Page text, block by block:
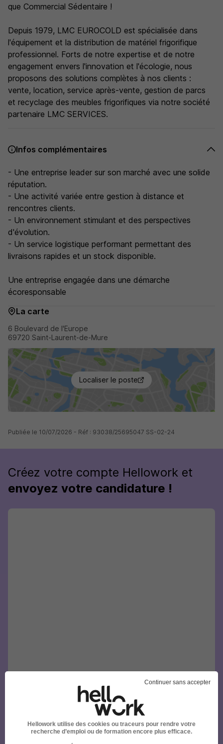
que Commercial Sédentaire !
Depuis 1979, LMC EUROCOLD est spécialisée dans
l'équipement et la distribution de matériel frigorifique
professionnel. Forts de notre expertise et de notre
engagement envers l'innovation et l'écologie, nous
proposons des solutions complètes à nos clients :
vente, location, service après-vente, gestion de parcs
et recyclage des meubles frigorifiques via notre société
partenaire LMC SERVICES.
Infos complémentaires
- Une entreprise leader sur son marché avec une solide
réputation.
- Une activité variée entre gestion à distance et
rencontres clients.
- Un environnement stimulant et des perspectives
d'évolution.
- Un service logistique performant permettant des
livraisons rapides et un stock disponible.
Une entreprise engagée dans une démarche
écoresponsable
La carte
6 Boulevard de l'Europe
69720 Saint-Laurent-de-Mure
Localiser le poste
Publiée le 10/07/2026 - Réf : 93038/25695047 SS-02-24
Créez votre compte Hellowork et
envoyez votre candidature !
Continuer sans accepter
Hellowork utilise des cookies ou traceurs pour rendre votre
recherche d’emploi ou de formation encore plus efficace.